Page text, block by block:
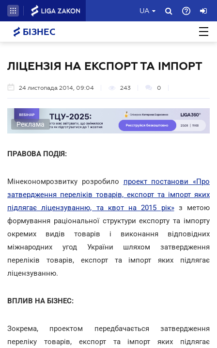
UA
БІЗНЕС
ЛІЦЕНЗІЯ НА ЕКСПОРТ ТА ІМПОРТ
24 листопада 2014, 09:04 243 0
Реклама
ПРАВОВА ПОДІЯ:
Мінекономрозвитку розробило проект постанови «Про
затвердження переліків товарів, експорт та імпорт яких
підлягає ліцензуванню, та квот на 2015 рік»з метою
формування раціональної структури експорту та імпорту
окремих видів товарів і виконання відповідних
міжнародних угод України шляхом затвердження
переліків товарів, експорт та імпорт яких підлягає
ліцензуванню.
ВПЛИВ НА БІЗНЕС:
Зокрема, проектом передбачається затвердження
переліку товарів, експорт та імпорт яких підлягає